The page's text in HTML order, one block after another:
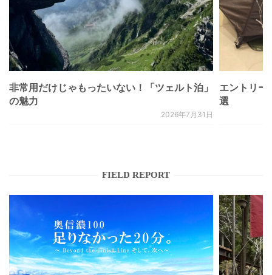
非常用だけじゃもったいない！「ツェルト泊」
の魅力
2026年7月31日
エントリー
選
FIELD REPORT